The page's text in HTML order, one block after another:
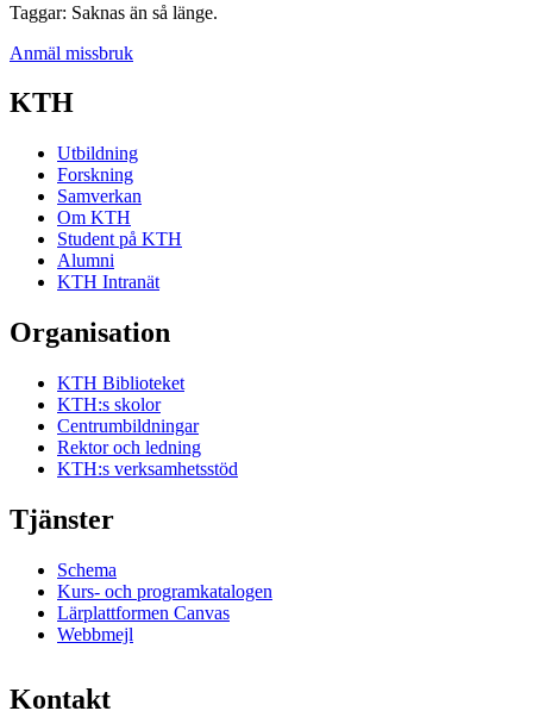
Taggar: Saknas än så länge.
Anmäl missbruk
KTH
Utbildning
Forskning
Samverkan
Om KTH
Student på KTH
Alumni
KTH Intranät
Organisation
KTH Biblioteket
KTH:s skolor
Centrumbildningar
Rektor och ledning
KTH:s verksamhetsstöd
Tjänster
Schema
Kurs- och programkatalogen
Lärplattformen Canvas
Webbmejl
Kontakt